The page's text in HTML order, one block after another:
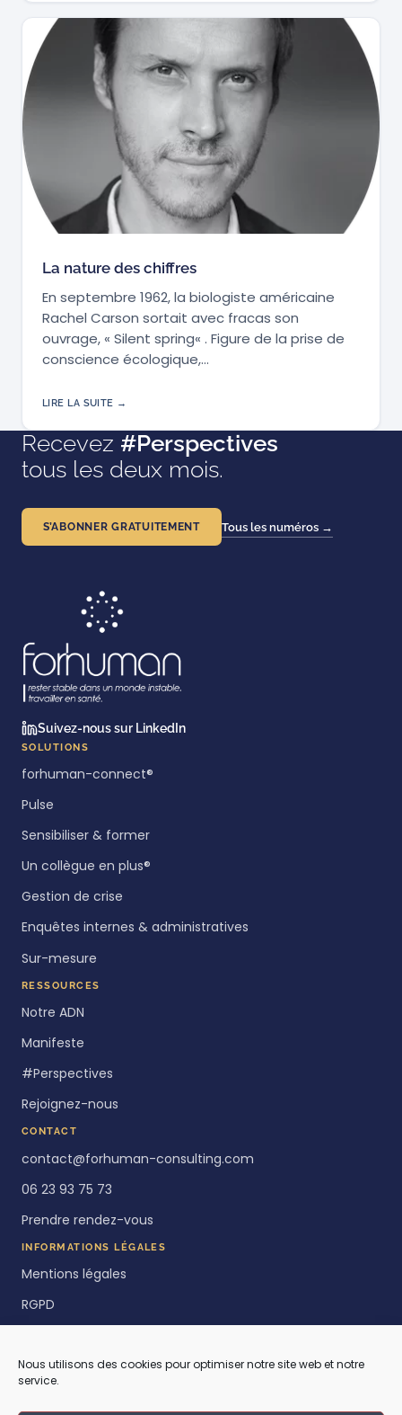
Nous utilisons des cookies pour optimiser notre site web et notre
service.
La nature des chiffres
En septembre 1962, la biologiste américaine
Rachel Carson sortait avec fracas son
ouvrage, « Silent spring« . Figure de la prise de
conscience écologique,…
LIRE LA SUITE →
Recevez #Perspectives
tous les deux mois.
S’ABONNER GRATUITEMENT Tous les numéros →
Suivez-nous sur LinkedIn
SOLUTIONS
forhuman-connect®
Pulse
Sensibiliser & former
Un collègue en plus®
Gestion de crise
Enquêtes internes & administratives
Sur-mesure
RESSOURCES
Notre ADN
Manifeste
#Perspectives
Rejoignez-nous
CONTACT
contact@forhuman-consulting.com
06 23 93 75 73
Prendre rendez-vous
INFORMATIONS LÉGALES
Mentions légales
RGPD